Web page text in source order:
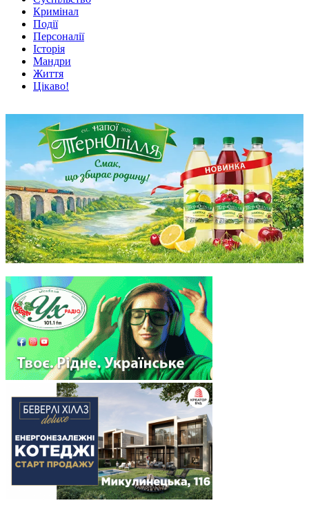
Кримінал
Події
Персоналії
Історія
Мандри
Життя
Цікаво!